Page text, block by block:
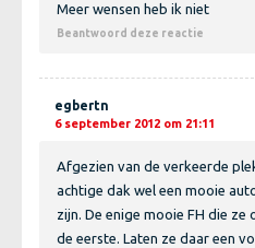
Meer wensen heb ik niet
Beantwoord deze reactie
egbertn
6 september 2012 om 21:11
Afgezien van de verkeerde
achtige dak wel een mooie
zijn. De enige mooie FH die
de eerste. Laten ze daar een